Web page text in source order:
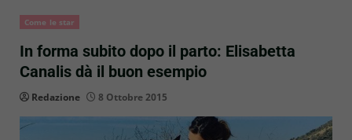
Come le star
In forma subito dopo il parto: Elisabetta
Canalis dà il buon esempio
Redazione 8 Ottobre 2015